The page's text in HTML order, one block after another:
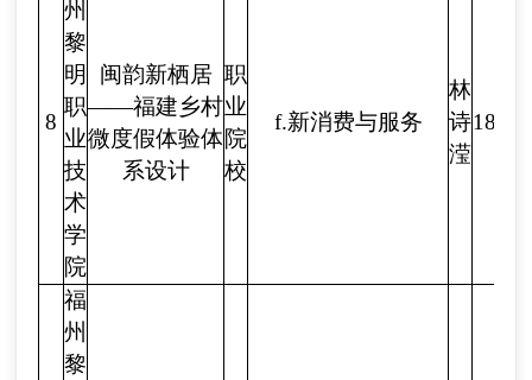
8
州
黎
明
职
业
技
术
学
院
闽韵新栖居
——福建乡村
微度假体验体
系设计
职
业
院
校
f.新消费与服务
林
诗
滢
福
州
黎